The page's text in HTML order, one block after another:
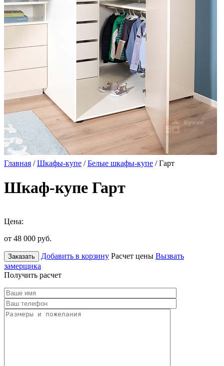
Главная /Шкафы-купе /Белые шкафы-купе / Гарт
Шкаф-купе Гарт
Цена:
от 48 000 руб.
Заказать Добавить в корзину Расчет цены Вызвать
замерщика
Получить расчет